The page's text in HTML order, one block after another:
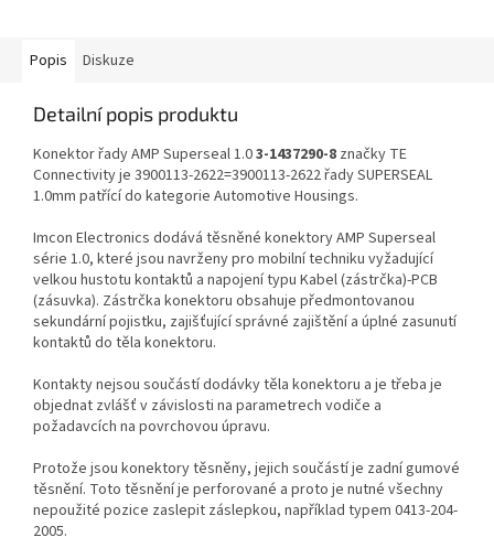
Popis Diskuze
Detailní popis produktu
Konektor řady AMP Superseal 1.03-1437290-8 značky TE
Connectivity je 3900113-2622=3900113-2622 řady SUPERSEAL
1.0mm patřící do kategorie Automotive Housings.
Imcon Electronics dodává těsněné konektory AMP Superseal
série 1.0, které jsou navrženy pro mobilní techniku vyžadující
velkou hustotu kontaktů a napojení typu Kabel (zástrčka)-PCB
(zásuvka). Zástrčka konektoru obsahuje předmontovanou
sekundární pojistku, zajišťující správné zajištění a úplné zasunutí
kontaktů do těla konektoru.
Kontakty nejsou součástí dodávky těla konektoru a je třeba je
objednat zvlášť v závislosti na parametrech vodiče a
požadavcích na povrchovou úpravu.
Protože jsou konektory těsněny, jejich součástí je zadní gumové
těsnění. Toto těsnění je perforované a proto je nutné všechny
nepoužité pozice zaslepit záslepkou, například typem 0413-204-
2005.